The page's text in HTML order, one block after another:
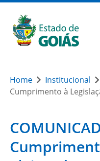
Home Institucional
Cumprimento à